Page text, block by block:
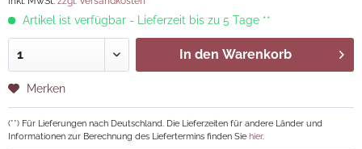
Artikel ist verfügbar - Lieferzeit bis zu 5 Tage **
In den Warenkorb
Merken
(**) Für Lieferungen nach Deutschland. Die Lieferzeiten für andere Länder und
Informationen zur Berechnung des Liefertermins finden Sie hier.